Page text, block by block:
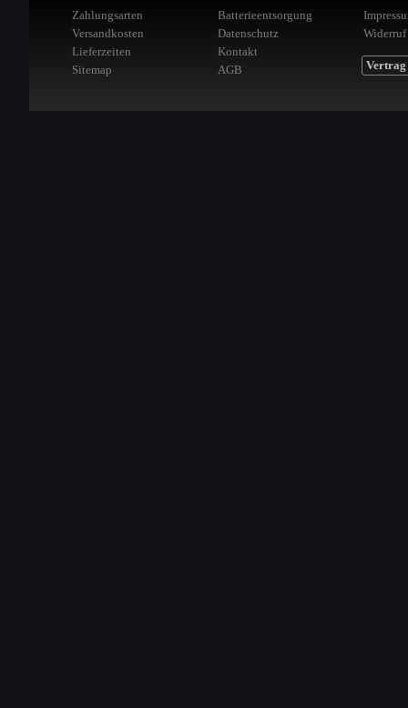
Zahlungsarten
Versandkosten
Lieferzeiten
Sitemap
Batterieentsorgung
Datenschutz
Kontakt
AGB
Widerruf